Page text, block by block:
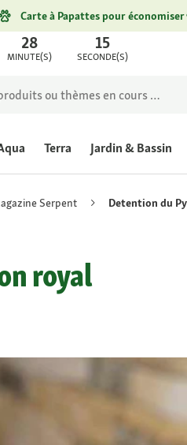
Carte à Papattes pour économiser
28
MINUTE(S)
15
SECONDE(S)
Terra Jardin & Bassin
Serpent Detention du
royal